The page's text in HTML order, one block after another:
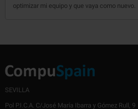
optimizar mi equipo y que vaya como nuevo.
SEVILLA
Pol P.I.C.A. C/José María Ibarra y Gómez Rull, 9